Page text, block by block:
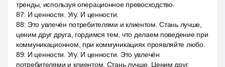
тренды, используя операционное превосходство.
87: И ценности. Угу. И ценности.
88: Это увлечён потребителями и клиентом. Стань лучше,
ценим друг друга, гордимся тем, что делаем поведение при
коммуникационном, при коммуникациях проявляйте любо.
89: И ценности. Угу. И ценности. Это увлечён
потребителями и клиентом. Стань лучше. Ценим друг